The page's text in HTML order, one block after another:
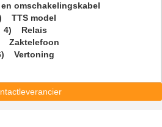
omschakelingskabel
TTS model
4) Relais
Zaktelefoon
Vertoning